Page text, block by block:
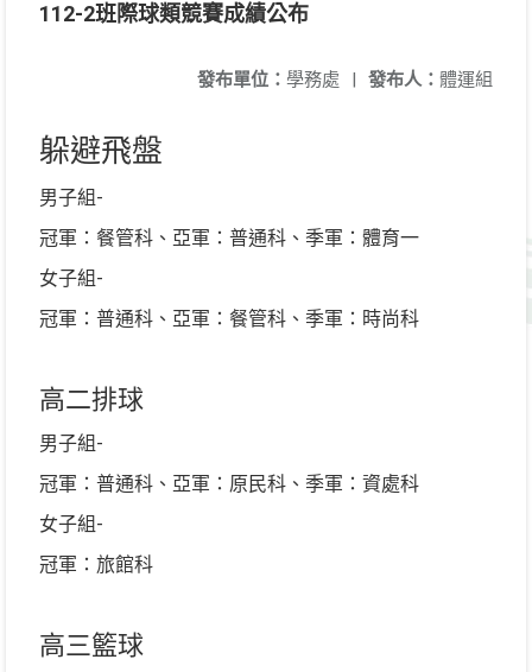
112-2班際球類競賽成績公布
發布人： 體運組
發布單位： 學務處 |
躲避飛盤
男子組-
冠軍：餐管科、亞軍：普通科、季軍：體育一
女子組-
冠軍：普通科、亞軍：餐管科、季軍：時尚科
高二排球
男子組-
冠軍：普通科、亞軍：原民科、季軍：資處科
女子組-
冠軍：旅館科
高三籃球